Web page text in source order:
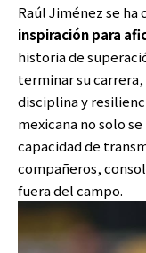
Raúl Jiménez se
inspiración para
historia de
terminar su
disciplina y
mexicana no solo
capacidad de
compañeros,
fuera del campo.